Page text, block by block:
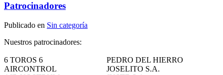
Patrocinadores
Publicado en Sin categoría
Nuestros patrocinadores:
6 TOROS 6
PEDRO DEL HIERRO
AIRCONTROL
JOSELITO S.A.